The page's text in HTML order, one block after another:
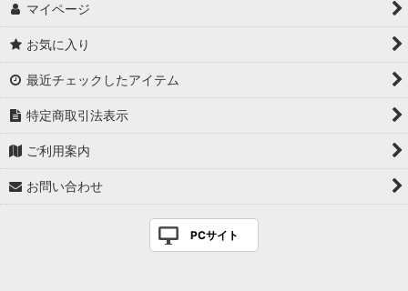
マイページ
お気に入り
最近チェックしたアイテム
特定商取引法表示
ご利用案内
お問い合わせ
PCサイト